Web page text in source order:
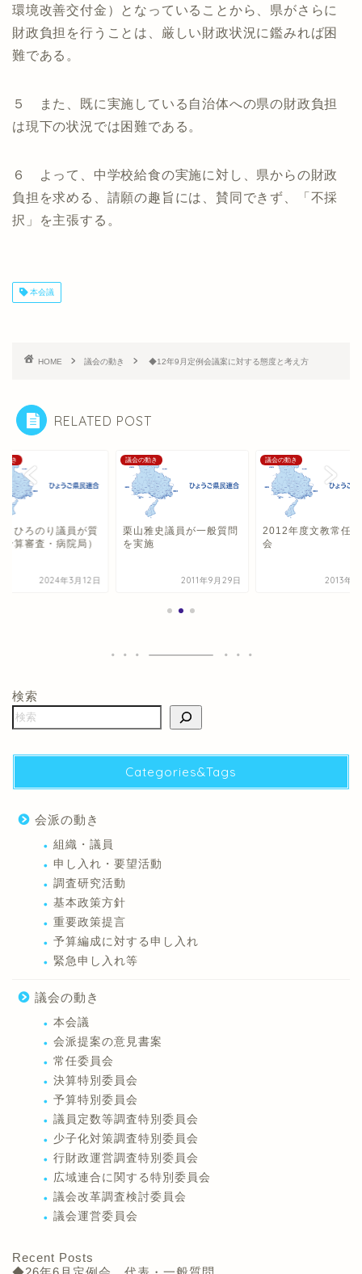
環境改善交付金）となっていることから、県がさらに
財政負担を行うことは、厳しい財政状況に鑑みれば困
難である。
５ また、既に実施している自治体への県の財政負担
は現下の状況では困難である。
６ よって、中学校給食の実施に対し、県からの財政
負担を求める、請願の趣旨には、賛同できず、「不採
択」を主張する。
本会議
HOME 議会の動き ◆12年9月定例会議案に対する態度と考え方
RELATED POST
動き
ひろのり議員が質
予算審査・病院局）
2024年3月12日
議会の動き
栗山雅史議員が一般質問
を実施
2011年9月29日
議会の動き
2012年度文教常任
会
2013年2
検索
Categories&Tags
会派の動き
組織・議員
申し入れ・要望活動
調査研究活動
基本政策方針
重要政策提言
予算編成に対する申し入れ
緊急申し入れ等
議会の動き
本会議
会派提案の意見書案
常任委員会
決算特別委員会
予算特別委員会
議員定数等調査特別委員会
少子化対策調査特別委員会
行財政運営調査特別委員会
広域連合に関する特別委員会
議会改革調査検討委員会
議会運営委員会
Recent Posts